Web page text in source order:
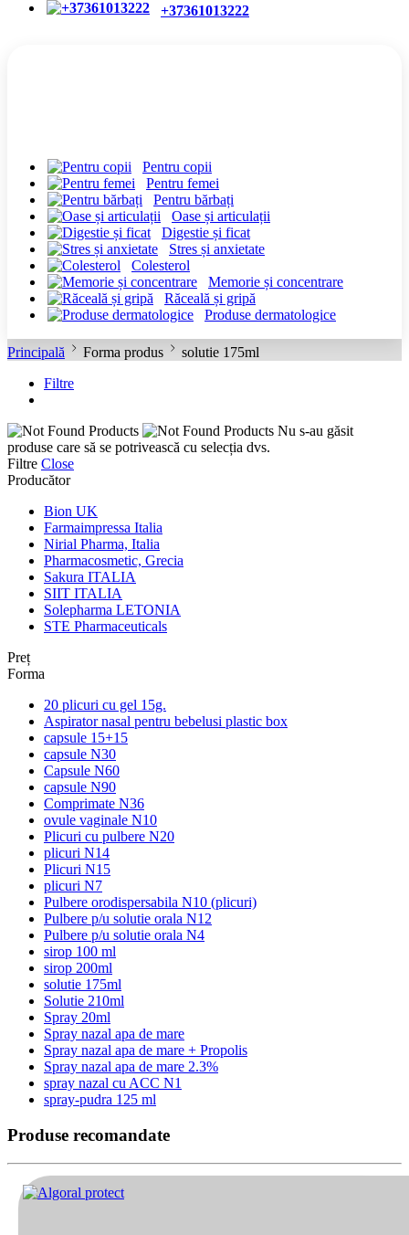
+37361013222
Pentru copii
Pentru femei
Pentru bărbați
Oase și articulații
Digestie și ficat
Stres și anxietate
Colesterol
Memorie și concentrare
Răceală și gripă
Produse dermatologice
Principală Forma produs
solutie 175ml
Filtre
Nu s-au găsit
produse care să se potrivească cu selecția dvs.
Filtre Close
Producător
Bion UK
Farmaimpressa Italia
Nirial Pharma, Italia
Pharmacosmetic, Grecia
Sakura ITALIA
SIIT ITALIA
Solepharma LETONIA
STE Pharmaceuticals
Preț
Forma
20 plicuri cu gel 15g.
Aspirator nasal pentru bebelusi plastic box
capsule 15+15
capsule N30
Capsule N60
capsule N90
Comprimate N36
ovule vaginale N10
Plicuri cu pulbere N20
plicuri N14
Plicuri N15
plicuri N7
Pulbere orodispersabila N10 (plicuri)
Pulbere p/u solutie orala N12
Pulbere p/u solutie orala N4
sirop 100 ml
sirop 200ml
solutie 175ml
Solutie 210ml
Spray 20ml
Spray nazal apa de mare
Spray nazal apa de mare + Propolis
Spray nazal apa de mare 2.3%
spray nazal cu ACC N1
spray-pudra 125 ml
Produse recomandate